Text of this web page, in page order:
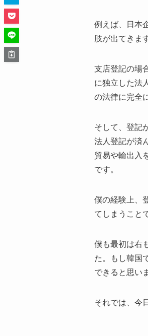
例えば、日本
肢が出てきま
支店登記の場
に独立した法
の法律に完全
そして、登記
法人登記が済
貿易や輸出入
です。
僕の経験上、
てしまうこと
僕も最初は右
た。もし韓国
できると思い
それでは、